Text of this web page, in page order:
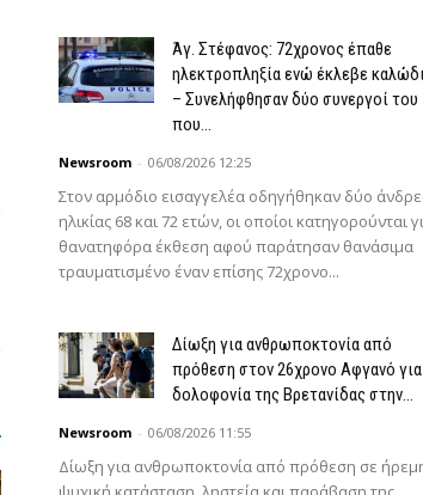
Άγ. Στέφανος: 72χρονος έπαθε
ηλεκτροπληξία ενώ έκλεβε
– Συνελήφθησαν δύο συνεργοί του
που...
Newsroom - 06/08/2026 12:25
Στον αρμόδιο εισαγγελέα οδηγήθηκαν δύο
ηλικίας 68 και 72 ετών, οι οποίοι κατηγορούνται
θανατηφόρα έκθεση αφού παράτησαν θανάσιμα
τραυματισμένο έναν επίσης 72χρονο...
Δίωξη για ανθρωποκτονία από
πρόθεση στον 26χρονο Αφγανό
δολοφονία της Βρετανίδας στην...
Newsroom - 06/08/2026 11:55
Δίωξη για ανθρωποκτονία από πρόθεση σε